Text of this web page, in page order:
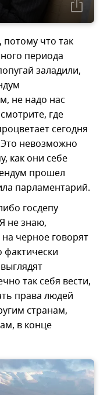
потому что так
периода
заладили,
не надо нас
где
сегодня
невозможно
как они себе
прошел
парламентарий.
госдепу
не знаю,
черное говорят
фактически
так себя вести,
права людей
странам,
в конце